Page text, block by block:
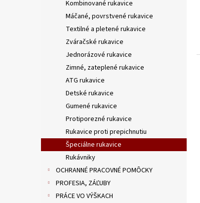
Kombinované rukavice
Máčané, povrstvené rukavice
Textilné a pletené rukavice
Zváračské rukavice
Jednorázové rukavice
Zimné, zateplené rukavice
ATG rukavice
Detské rukavice
Gumené rukavice
Protiporezné rukavice
Rukavice proti prepichnutiu
Špeciálne rukavice
Rukávniky
OCHRANNÉ PRACOVNÉ POMÔCKY
PROFESIA, ZÁĽUBY
PRÁCE VO VÝŠKACH